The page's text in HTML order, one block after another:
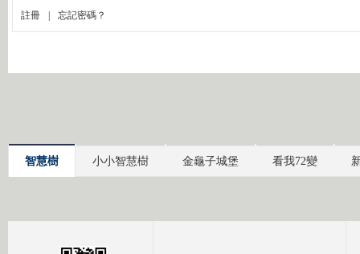
智慧樹 小小智慧樹 金龜子城堡 看我72變